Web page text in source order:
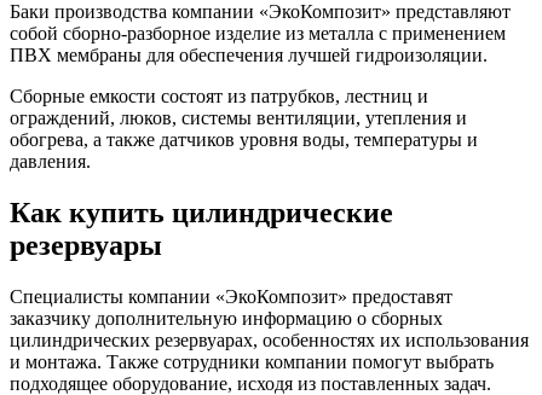
Баки производства компании «ЭкоКомпозит» представляют
собой сборно-разборное изделие из металла с применением
ПВХ мембраны для обеспечения лучшей гидроизоляции.
Сборные емкости состоят из патрубков, лестниц и
ограждений, люков, системы вентиляции, утепления и
обогрева, а также датчиков уровня воды, температуры и
давления.
Как купить цилиндрические
резервуары
Специалисты компании «ЭкоКомпозит» предоставят
заказчику дополнительную информацию о сборных
цилиндрических резервуарах, особенностях их использования
и монтажа. Также сотрудники компании помогут выбрать
подходящее оборудование, исходя из поставленных задач.